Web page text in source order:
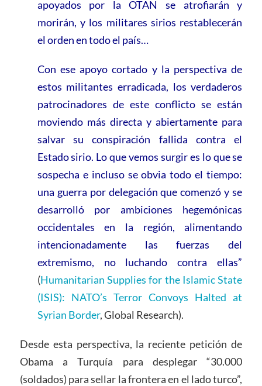
apoyados por la OTAN se atrofiarán y
morirán, y los militares sirios restablecerán
el orden en todo el país…
Con ese apoyo cortado y la perspectiva de
estos militantes erradicada, los verdaderos
patrocinadores de este conflicto se están
moviendo más directa y abiertamente para
salvar su conspiración fallida contra el
Estado sirio. Lo que vemos surgir es lo que se
sospecha e incluso se obvia todo el tiempo:
una guerra por delegación que comenzó y se
desarrolló por ambiciones hegemónicas
occidentales en la región, alimentando
intencionadamente las fuerzas del
extremismo, no luchando contra ellas”
(Humanitarian Supplies for the Islamic State
(ISIS): NATO’s Terror Convoys Halted at
Syrian Border, Global Research).
Desde esta perspectiva, la reciente petición de
Obama a Turquía para desplegar “30.000
(soldados) para sellar la frontera en el lado turco”,